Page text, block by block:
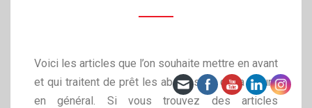
Voici les articles que l’on souhaite mettre en avant
et qui traitent de prêt les abeilles et de la nature
en général. Si vous trouvez des articles